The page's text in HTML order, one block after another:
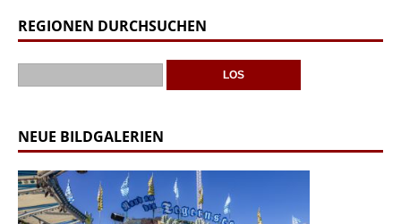
REGIONEN DURCHSUCHEN
NEUE BILDGALERIEN